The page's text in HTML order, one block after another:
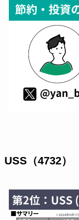
USS（4732）